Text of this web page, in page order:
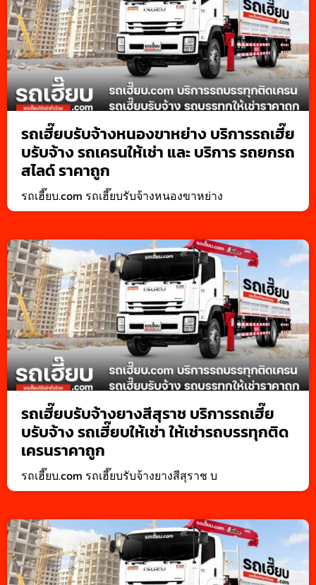
รถเฮี๊ยบรับจ้างหนองขาหย่าง บริการรถเฮี๊ย
บรับจ้าง รถเครนให้เช่า และ บริการ รถยกรถ
สไลด์ ราคาถูก
รถเฮี๊ยบ.com รถเฮี๊ยบรับจ้างหนองขาหย่าง
รถเฮี๊ยบรับจ้างยางสีสุราช บริการรถเฮี๊ย
บรับจ้าง รถเฮี๊ยบให้เช่า ให้เช่ารถบรรทุกติด
เครนราคาถูก
รถเฮี๊ยบ.com รถเฮี๊ยบรับจ้างยางสีสุราช บ